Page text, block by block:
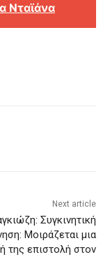
Νταϊάνα
Next article
Συγκινητική
Μοιράζεται μια
της επιστολή στον